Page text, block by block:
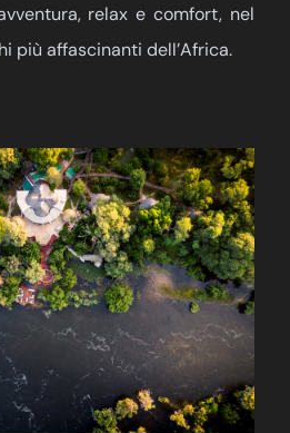
relax e comfort, nel
più affascinanti dell’Africa.